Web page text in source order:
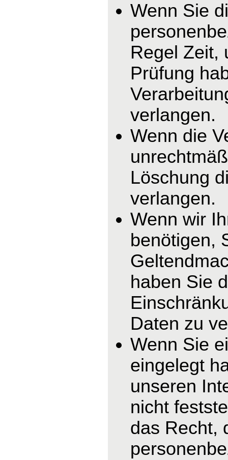
Wenn Sie
Regel Zeit,
Prüfung
verlangen.
Wenn die
Löschung
verlangen.
Wenn wir
benötigen,
haben Sie
Daten zu
Wenn Sie
eingelegt
unseren
nicht
das Recht,